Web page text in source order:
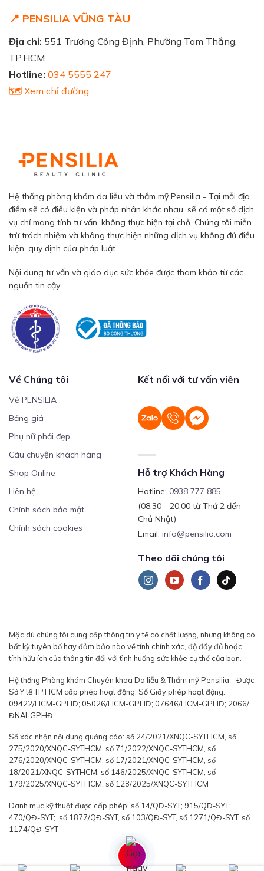
📍 PENSILIA VŨNG TÀU
Địa chỉ: 551 Trương Công Định, Phường Tam Thắng,
TP.HCM
Hotline: 034 5555 247
🗺️ Xem chỉ đường
Hệ thống phòng khám da liễu và thẩm mỹ Pensilia - Tại mỗi địa
điểm sẽ có điều kiện và pháp nhân khác nhau, sẽ có một số dịch
vụ chỉ mang tính tư vấn, không thực hiện tại chỗ. Chúng tôi miễn
trừ trách nhiệm và không thực hiện những dịch vụ không đủ điều
kiện, quy định của pháp luật.
Nội dung tư vấn và giáo dục sức khỏe được tham khảo từ các
nguồn tin cậy.
Về Chúng tôi
Về PENSILIA
Bảng giá
Phụ nữ phải đẹp
Câu chuyện khách hàng
Shop Online
Liên hệ
Chính sách bảo mật
Chính sách cookies
Kết nối với tư vấn viên
Hỗ trợ Khách Hàng
Hotline: 0938 777 885
(08:30 - 20:00 từ Thứ 2 đến
Chủ Nhật)
Email: info@pensilia.com
Theo dõi chúng tôi
Mặc dù chúng tôi cung cấp thông tin y tế có chất lượng, nhưng không có
bất kỳ tuyên bố hay đảm bảo nào về tính chính xác, độ đầy đủ hoặc
tính hữu ích của thông tin đối với tình huống sức khỏe cụ thể của bạn.
Hệ thống Phòng khám Chuyên khoa Da liễu & Thẩm mỹ Pensilia – Được
Sở Y tế TP.HCM cấp phép hoạt động: Số Giấy phép hoạt động:
09422/HCM-GPHĐ; 05026/HCM-GPHĐ; 07646/HCM-GPHĐ; 2066/
ĐNAI-GPHĐ
Số xác nhận nội dung quảng cáo: số 24/2021/XNQC-SYTHCM, số
275/2020/XNQC-SYTHCM, số 71/2022/XNQC-SYTHCM, số
276/2020/XNQC-SYTHCM, số 17/2021/XNQC-SYTHCM, số
18/2021/XNQC-SYTHCM, số 146/2025/XNQC-SYTHCM, số
179/2025/XNQC-SYTHCM, số 128/2025/XNQC-SYTHCM
Danh mục kỹ thuật được cấp phép: số 14/QĐ-SYT; 915/QĐ-SYT;
470/QĐ-SYT; số 1877/QĐ-SYT, số 103/QĐ-SYT, số 1271/QĐ-SYT, số
1174/QĐ-SYT